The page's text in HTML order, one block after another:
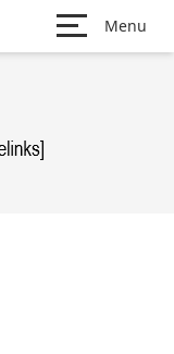
Menu